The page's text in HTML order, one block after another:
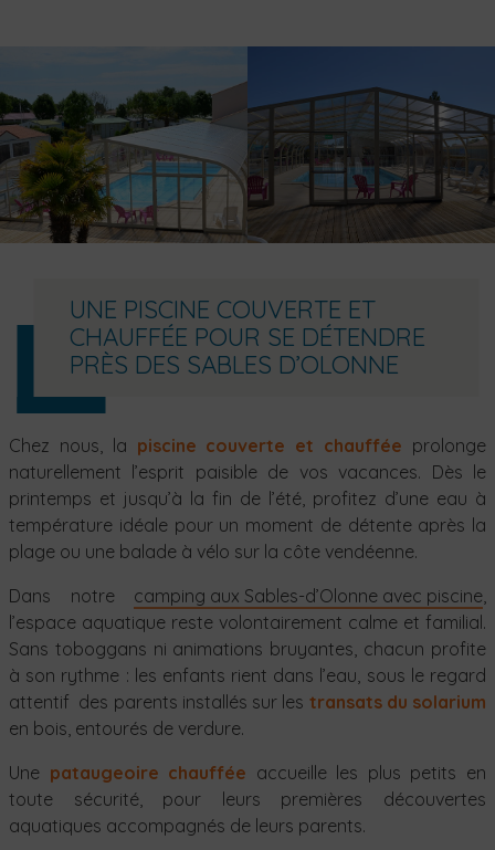
UNE PISCINE COUVERTE ET
CHAUFFÉE POUR SE DÉTENDRE
PRÈS DES SABLES D’OLONNE
Chez nous, la piscine couverte et chauffée prolonge
naturellement l’esprit paisible de vos vacances. Dès le
printemps et jusqu’à la fin de l’été, profitez d’une eau à
température idéale pour un moment de détente après la
plage ou une balade à vélo sur la côte vendéenne.
Dans notre camping aux Sables-d’Olonne avec piscine,
l’espace aquatique reste volontairement calme et familial.
Sans toboggans ni animations bruyantes, chacun profite
à son rythme : les enfants rient dans l’eau, sous le regard
attentif des parents installés sur les transats du solarium
en bois, entourés de verdure.
Une pataugeoire chauffée accueille les plus petits en
toute sécurité, pour leurs premières découvertes
aquatiques accompagnés de leurs parents.